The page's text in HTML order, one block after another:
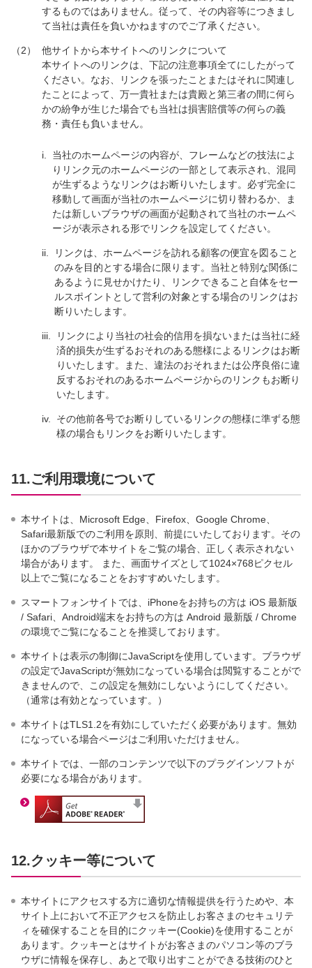
するものではありません。従って、その内容等につきまし
て当社は責任を負いかねますのでご了承ください。
（2）
他サイトから本サイトへのリンクについて
本サイトへのリンクは、下記の注意事項全てにしたがって
ください。なお、リンクを張ったことまたはそれに関連し
たことによって、万一貴社または貴殿と第三者の間に何ら
かの紛争が生じた場合でも当社は損害賠償等の何らの義
務・責任も負いません。
i.
当社のホームページの内容が、フレームなどの技法によ
りリンク元のホームページの一部として表示され、混同
が生ずるようなリンクはお断りいたします。必ず完全に
移動して画面が当社のホームページに切り替わるか、ま
たは新しいブラウザの画面が起動されて当社のホームペ
ージが表示される形でリンクを設定してください。
ii.
リンクは、ホームページを訪れる顧客の便宜を図ること
のみを目的とする場合に限ります。当社と特別な関係に
あるように見せかけたり、リンクできること自体をセー
ルスポイントとして営利の対象とする場合のリンクはお
断りいたします。
iii.
リンクにより当社の社会的信用を損ないまたは当社に経
済的損失が生ずるおそれのある態様によるリンクはお断
りいたします。また、違法のおそれまたは公序良俗に違
反するおそれのあるホームページからのリンクもお断り
いたします。
iv.
その他前各号でお断りしているリンクの態様に準ずる態
様の場合もリンクをお断りいたします。
11.ご利用環境について
本サイトは、Microsoft Edge、Firefox、Google Chrome、
Safari最新版でのご利用を原則、前提にいたしております。その
ほかのブラウザで本サイトをご覧の場合、正しく表示されない
場合があります。 また、画面サイズとして1024×768ピクセル
以上でご覧になることをおすすめいたします。
スマートフォンサイトでは、iPhoneをお持ちの方は iOS 最新版
/ Safari、Android端末をお持ちの方は Android 最新版 / Chrome
の環境でご覧になることを推奨しております。
本サイトは表示の制御にJavaScriptを使用しています。ブラウザ
の設定でJavaScriptが無効になっている場合は閲覧することがで
きませんので、この設定を無効にしないようにしてください。
（通常は有効となっています。）
本サイトはTLS1.2を有効にしていただく必要があります。無効
になっている場合ページはご利用いただけません。
本サイトでは、一部のコンテンツで以下のプラグインソフトが
必要になる場合があります。
12.クッキー等について
本サイトにアクセスする方に適切な情報提供を行うためや、本
サイト上において不正アクセスを防止しお客さまのセキュリテ
ィを確保することを目的にクッキー(Cookie)を使用することが
あります。クッキーとはサイトがお客さまのパソコン等のブラ
ウザに情報を保存し、あとで取り出すことができる技術のひと